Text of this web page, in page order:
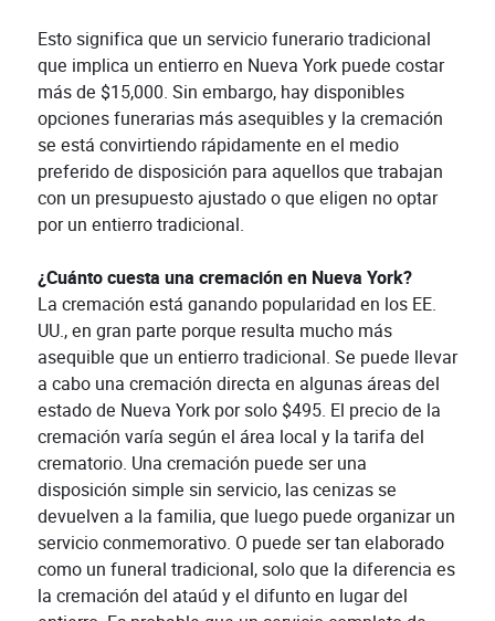
Esto significa que un servicio funerario tradicional
que implica un entierro en Nueva York puede costar
más de $15,000. Sin embargo, hay disponibles
opciones funerarias más asequibles y la cremación
se está convirtiendo rápidamente en el medio
preferido de disposición para aquellos que trabajan
con un presupuesto ajustado o que eligen no optar
por un entierro tradicional.
¿Cuánto cuesta una cremación en Nueva York?
La cremación está ganando popularidad en los EE.
UU., en gran parte porque resulta mucho más
asequible que un entierro tradicional. Se puede llevar
a cabo una cremación directa en algunas áreas del
estado de Nueva York por solo $495. El precio de la
cremación varía según el área local y la tarifa del
crematorio. Una cremación puede ser una
disposición simple sin servicio, las cenizas se
devuelven a la familia, que luego puede organizar un
servicio conmemorativo. O puede ser tan elaborado
como un funeral tradicional, solo que la diferencia es
la cremación del ataúd y el difunto en lugar del